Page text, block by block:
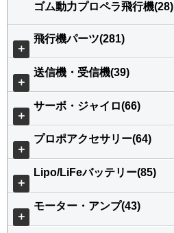
ゴム動力プロペラ飛行機(28)
＋
飛行機パーツ(281)
＋
送信機・受信機(39)
＋
サーボ・ジャイロ(66)
＋
プロポアクセサリー(64)
＋
Lipo/LiFeバッテリー(85)
＋
モーター・アンプ(43)